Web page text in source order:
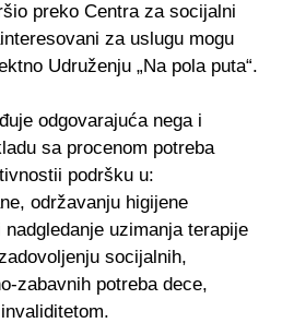
preko Centra za socijalni
za uslugu mogu
Udruženju „Na pola puta“.
odgovarajuća nega i
sa procenom potreba
podršku u:
održavanju higijene
uzimanja terapije
socijalnih,
zabavnih potreba dece,